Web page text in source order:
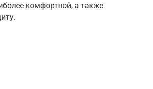
комфортной, а также